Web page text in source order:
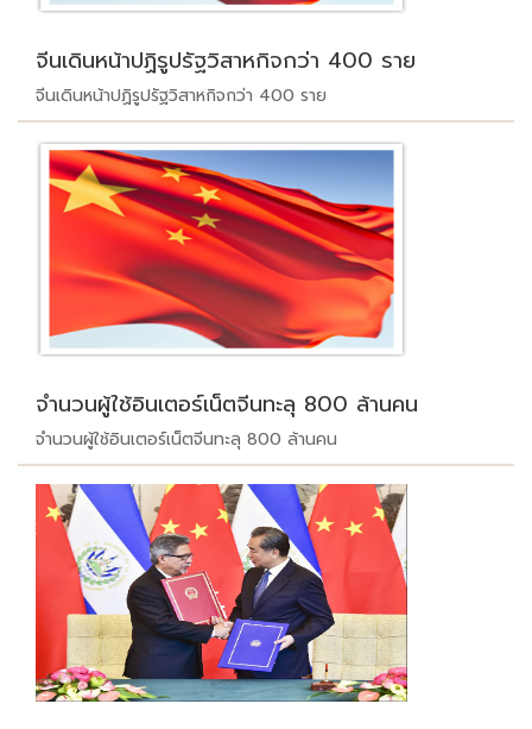
จีนเดินหน้าปฏิรูปรัฐวิสาหกิจกว่า 400 ราย
จีนเดินหน้าปฏิรูปรัฐวิสาหกิจกว่า 400 ราย
จำนวนผู้ใช้อินเตอร์เน็ตจีนทะลุ 800 ล้านคน
จำนวนผู้ใช้อินเตอร์เน็ตจีนทะลุ 800 ล้านคน